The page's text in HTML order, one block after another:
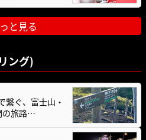
と見る
ング)
繋ぐ、富士山・
の旅路…